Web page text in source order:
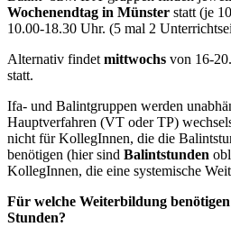
Wochenendtag in Münster statt (je
10.00-18.30 Uhr. (5 mal 2
Alternativ findet mittwochs von 16-
statt.
Ifa- und Balintgruppen werden
Hauptverfahren (VT oder TP)
nicht für KollegInnen, die die
benötigen (hier sind Balintstunden
KollegInnen, die eine systemische
Für welche Weiterbildung
Stunden?